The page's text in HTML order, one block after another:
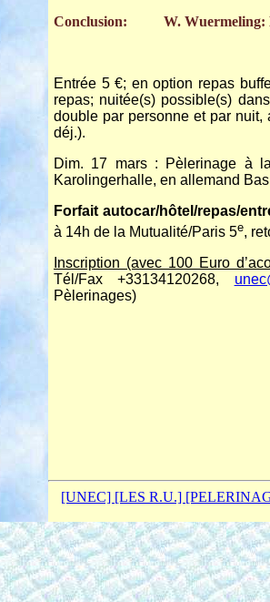
Conclusion: W. Wuermeling:
Entrée 5 €; en option repas
repas; nuitée(s) possible(s)
double par personne et par
déj.).
Dim. 17 mars : Pèlerinage à
Karolingerhalle, en allemand
Forfait autocar/hôtel/repas/
à 14h de la Mutualité/Paris 5e,
Inscription (avec 100 Euro
Tél/Fax +33134120268,
Pèlerinages)
[UNEC] [LES R.U.]